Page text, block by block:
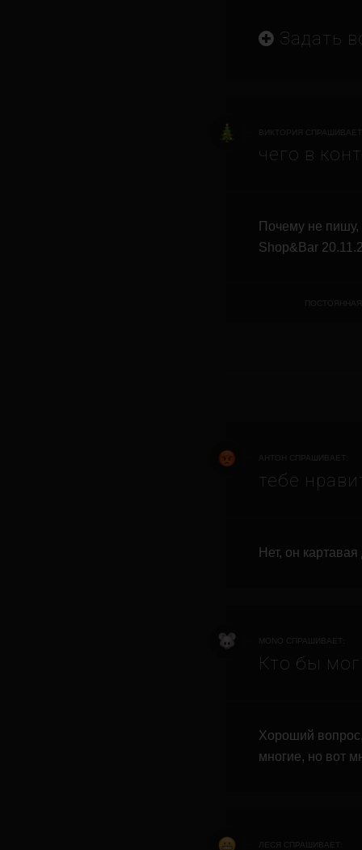
Задать
ВИКТОРИЯ
чего в
Почему не
Shop&Bar
АНТОН СПРАШИВАЕТ:
тебе
Нет, он картавая
MONO СПРАШИВАЕТ:
Кто бы
Хороший
многие, но вот
ЛЕСЯ СПРАШИВАЕТ: